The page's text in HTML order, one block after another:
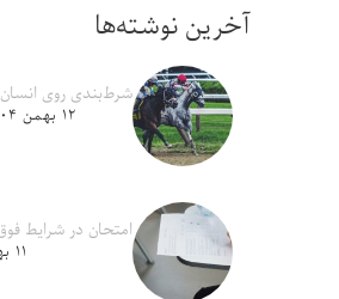
آخرین نوشته‌ها
شرط‌بندی روی
۱۲ بهمن ۱۴۰۴
امتحان در شرایط
۱۱ بهمن ۱۴۰۴